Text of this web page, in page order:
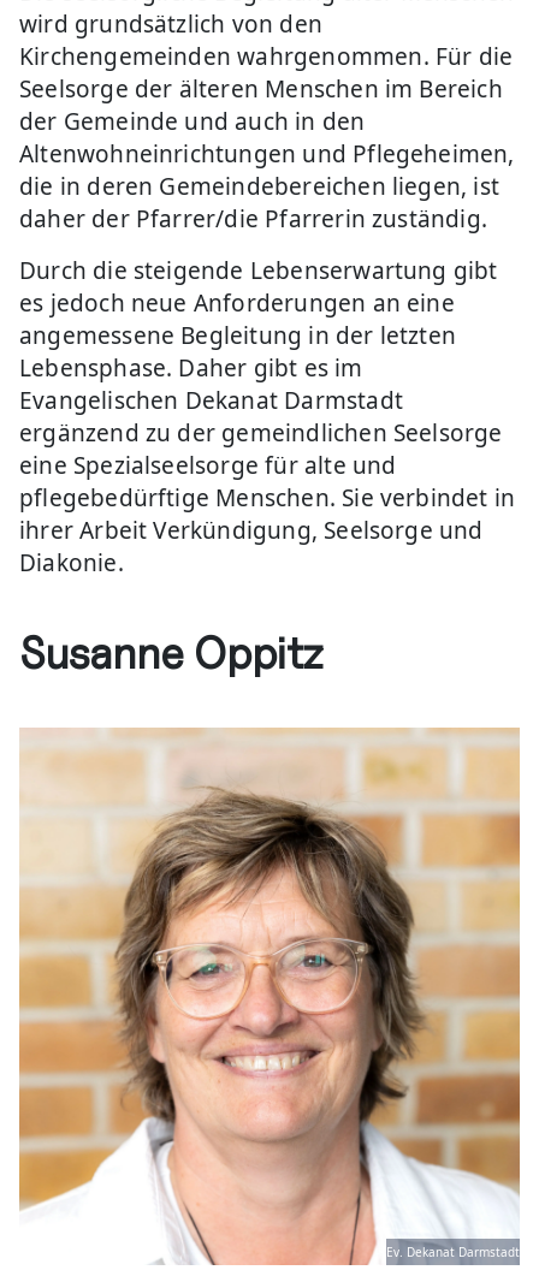
wird grundsätzlich von den
Kirchengemeinden wahrgenommen. Für die
Seelsorge der älteren Menschen im Bereich
der Gemeinde und auch in den
Altenwohneinrichtungen und Pflegeheimen,
die in deren Gemeindebereichen liegen, ist
daher der Pfarrer/die Pfarrerin zuständig.
Durch die steigende Lebenserwartung gibt
es jedoch neue Anforderungen an eine
angemessene Begleitung in der letzten
Lebensphase. Daher gibt es im
Evangelischen Dekanat Darmstadt
ergänzend zu der gemeindlichen Seelsorge
eine Spezialseelsorge für alte und
pflegebedürftige Menschen. Sie verbindet in
ihrer Arbeit Verkündigung, Seelsorge und
Diakonie.
Susanne Oppitz
Ev. Dekanat Darmstadt